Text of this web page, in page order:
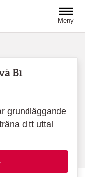
Meny
B1
grundläggande
ditt uttal